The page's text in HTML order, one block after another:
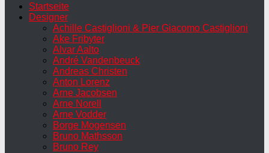
Startseite
Designer
Achille Castiglioni & Pier Giacomo Castiglioni
Ake Fribyter
Alvar Aalto
André Vandenbeuck
Andreas Christen
Anton Lorenz
Arne Jacobsen
Arne Norell
Arne Vodder
Borge Mogensen
Bruno Mathsson
Bruno Rey